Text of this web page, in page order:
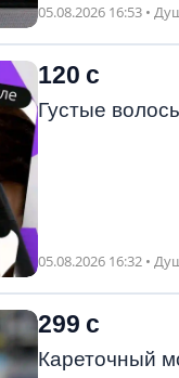
05.08.2026 16:53 •
120 с
Густые
05.08.2026 16:32 •
299 с
Кареточный